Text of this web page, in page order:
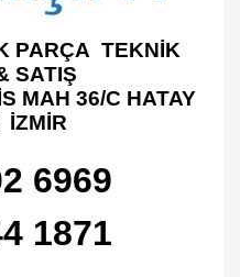
PARÇA TEKNİK
SATIŞ
MAH 36/C HATAY
İZMİR
6969
1871